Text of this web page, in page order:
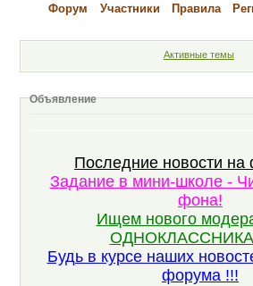
Форум Участники Правила
Активные темы
Объявление
Последние новости на
Задание в мини-школе -
фона!
Ищем нового
Будь в курсе наших
форума !!!